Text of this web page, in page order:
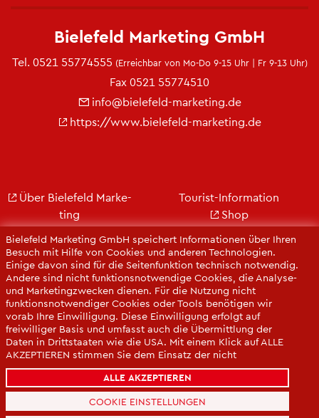
Bielefeld Marketing GmbH speichert Informationen über Ihren
Besuch mit Hilfe von Cookies und anderen Technologien.
Einige davon sind für die Seitenfunktion technisch notwendig.
Andere sind nicht funktionsnotwendige Cookies, die Analyse-
und Marketingzwecken dienen. Für die Nutzung nicht
funktionsnotwendiger Cookies oder Tools benötigen wir
vorab Ihre Einwilligung. Diese Einwilligung erfolgt auf
freiwilliger Basis und umfasst auch die Übermittlung der
Daten in Drittstaaten wie die USA. Mit einem Klick auf ALLE
AKZEPTIEREN stimmen Sie dem Einsatz der nicht
funktionsnotwendigen Cookies zu. Sie können Ihre
Einwilligung über die COOKIE-EINSTELLUNGEN jederzeit
ändern oder mit Wirkung für die Zukunft widerrufen.
Datenschutzerklärung
COOKIE EINSTELLUNGEN
ALLE AKZEPTIEREN
Bie­le­feld Mar­ke­ting GmbH
Tel. 0521 55774555 (Er­reich­bar von Mo-Do 9-15 Uhr | Fr 9-13 Uhr)
Fax 0521 55774510
info@​bielefeld-​marketing.​de
https://​www.​bielefeld-​marketing.​de
Über Bie­le­feld Mar­ke­
ting
Jobs
Kon­takt
Ge­schäfts­be­richt
Pres­se
Tou­rist-In­for­ma­ti­on
Shop
City Bie­le­feld
Bie­le­feld-Gut­schein
Web­cams